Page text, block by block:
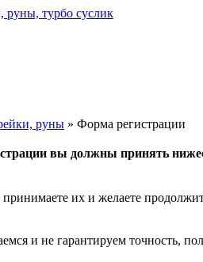
руны » Форма регистрации
вы должны принять
их и желаете
и не гарантируем точность,